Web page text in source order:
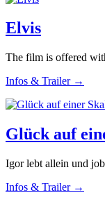
Elvis
The film is offered
Infos & Trailer →
Glück auf
Igor lebt allein und
Infos & Trailer →